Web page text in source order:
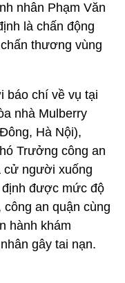
nhân Phạm Văn
là chấn động
thương vùng
báo chí về vụ tại
nhà Mulberry
Hà Nội),
Trưởng công an
cử người xuống
được mức độ
an quận cùng
hành khám
gây tai nạn.